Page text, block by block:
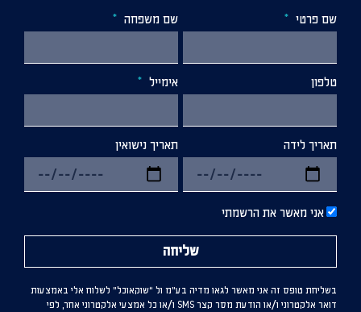
שם פרטי
שם משפחה
טלפון אימייל
תאריך לידה תאריך נישואין
אני מאשר את הרשמתי
שליחה
בשליחת טופס זה אני מאשר לגאו מדיה בע”מ ול “שוקאוכל” לשלוח אלי באמצעות
דואר אלקטרוני ו/או הודעת מסר קצר SMS ו/או כל אמצעי אלקטרוני אחר, לפי